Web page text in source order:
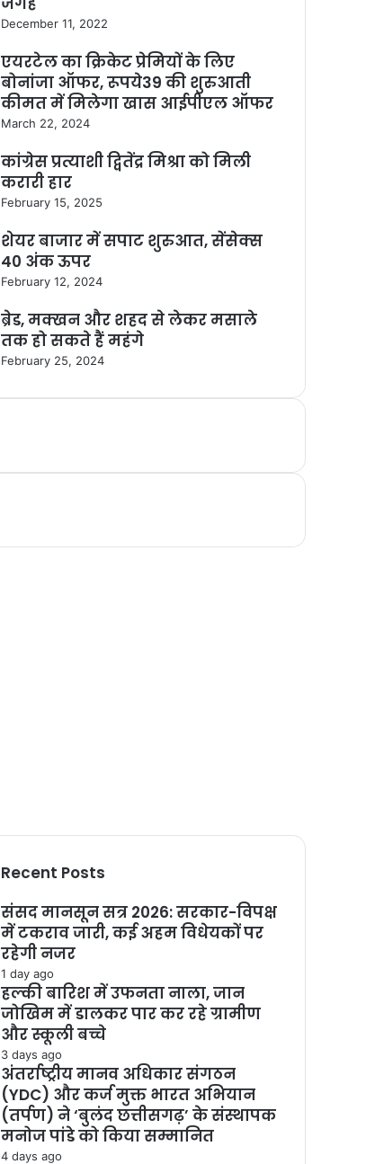
December 11, 2022
एयरटेल का क्रिकेट प्रेमियों के लिए
बोनांजा ऑफर, रूपये39 की शुरुआती
कीमत में मिलेगा खास आईपीएल ऑफर
March 22, 2024
कांग्रेस प्रत्याशी द्वितेंद्र मिश्रा को मिली
करारी हार
February 15, 2025
शेयर बाजार में सपाट शुरुआत, सेंसेक्स
40 अंक ऊपर
February 12, 2024
ब्रेड, मक्खन और शहद से लेकर मसाले
तक हो सकते हैं महंगे
February 25, 2024
Recent Posts
संसद मानसून सत्र 2026: सरकार-विपक्ष
में टकराव जारी, कई अहम विधेयकों पर
रहेगी नजर
1 day ago
हल्की बारिश में उफनता नाला, जान
जोखिम में डालकर पार कर रहे ग्रामीण
और स्कूली बच्चे
3 days ago
अंतर्राष्ट्रीय मानव अधिकार संगठन
(YDC) और कर्ज मुक्त भारत अभियान
(तर्पण) ने ‘बुलंद छत्तीसगढ़’ के संस्थापक
मनोज पांडे को किया सम्मानित
4 days ago